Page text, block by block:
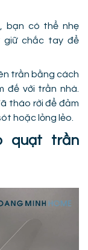
bạn có thể nhẹ
giữ chắc tay để
trần bằng cách
đế với trần nhà.
tháo rời để đảm
hoặc lỏng lẻo.
quạt trần